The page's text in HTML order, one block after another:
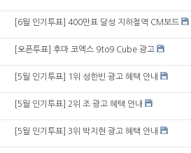
[6월 인기투표] 400만표 달성 지하철역 CM보드
[오픈투표] 후마 코엑스 9to9 Cube 광고
[5월 인기투표] 1위 성한빈 광고 혜택 안내
[5월 인기투표] 2위 조 광고 혜택 안내
[5월 인기투표] 3위 박지현 광고 혜택 안내